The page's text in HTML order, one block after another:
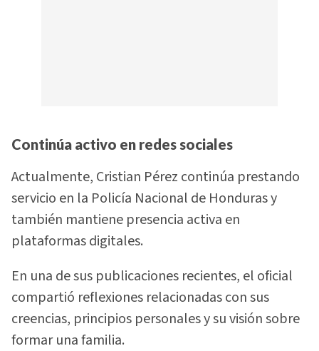
Continúa activo en redes sociales
Actualmente, Cristian Pérez continúa prestando
servicio en la Policía Nacional de Honduras y
también mantiene presencia activa en
plataformas digitales.
En una de sus publicaciones recientes, el oficial
compartió reflexiones relacionadas con sus
creencias, principios personales y su visión sobre
formar una familia.